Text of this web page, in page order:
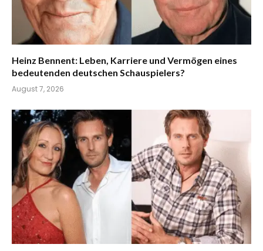
Heinz Bennent: Leben, Karriere und Vermögen eines
bedeutenden deutschen Schauspielers?
August 7, 2026